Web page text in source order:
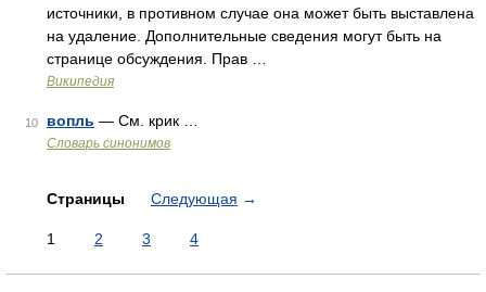
источники, в противном случае она может быть выставлена
на удаление. Дополнительные сведения могут быть на
странице обсуждения. Прав …
Википедия
10 вопль — См. крик …
Словарь синонимов
Страницы Следующая →
1 2 3 4